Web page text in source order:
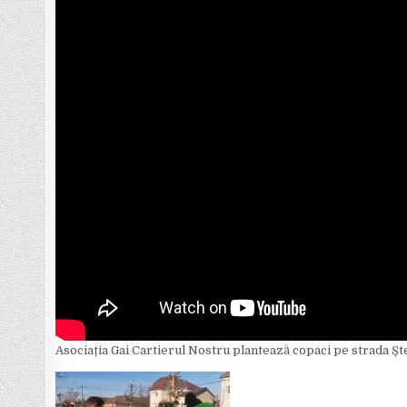
Asociația Gai Cartierul Nostru plantează copaci pe strada